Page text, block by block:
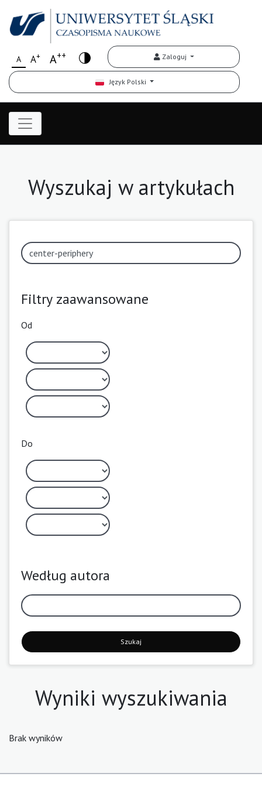
A A+ A++ Zaloguj
Język Polski
Wyszukaj w artykułach
Filtry zaawansowane
Od
Do
Według autora
Szukaj
Wyniki wyszukiwania
Brak wyników